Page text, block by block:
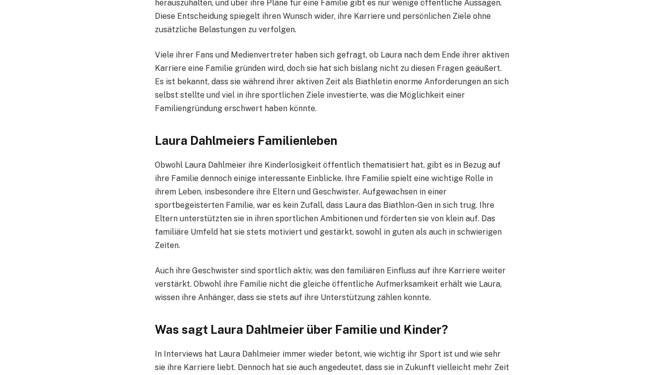
herauszuhalten, und über ihre Pläne für eine Familie gibt es nur wenige öffentliche Aussagen.
Diese Entscheidung spiegelt ihren Wunsch wider, ihre Karriere und persönlichen Ziele ohne
zusätzliche Belastungen zu verfolgen.
Viele ihrer Fans und Medienvertreter haben sich gefragt, ob Laura nach dem Ende ihrer aktiven
Karriere eine Familie gründen wird, doch sie hat sich bislang nicht zu diesen Fragen geäußert.
Es ist bekannt, dass sie während ihrer aktiven Zeit als Biathletin enorme Anforderungen an sich
selbst stellte und viel in ihre sportlichen Ziele investierte, was die Möglichkeit einer
Familiengründung erschwert haben könnte.
Laura Dahlmeiers Familienleben
Obwohl Laura Dahlmeier ihre Kinderlosigkeit öffentlich thematisiert hat, gibt es in Bezug auf
ihre Familie dennoch einige interessante Einblicke. Ihre Familie spielt eine wichtige Rolle in
ihrem Leben, insbesondere ihre Eltern und Geschwister. Aufgewachsen in einer
sportbegeisterten Familie, war es kein Zufall, dass Laura das Biathlon-Gen in sich trug. Ihre
Eltern unterstützten sie in ihren sportlichen Ambitionen und förderten sie von klein auf. Das
familiäre Umfeld hat sie stets motiviert und gestärkt, sowohl in guten als auch in schwierigen
Zeiten.
Auch ihre Geschwister sind sportlich aktiv, was den familiären Einfluss auf ihre Karriere weiter
verstärkt. Obwohl ihre Familie nicht die gleiche öffentliche Aufmerksamkeit erhält wie Laura,
wissen ihre Anhänger, dass sie stets auf ihre Unterstützung zählen konnte.
Was sagt Laura Dahlmeier über Familie und Kinder?
In Interviews hat Laura Dahlmeier immer wieder betont, wie wichtig ihr Sport ist und wie sehr
sie ihre Karriere liebt. Dennoch hat sie auch angedeutet, dass sie in Zukunft vielleicht mehr Zeit